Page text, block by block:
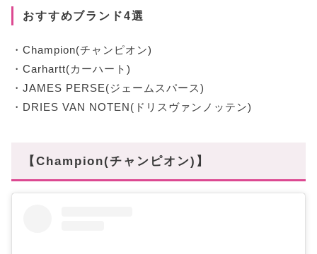
おすすめブランド4選
・Champion(チャンピオン)
・Carhartt(カーハート)
・JAMES PERSE(ジェームスパース)
・DRIES VAN NOTEN(ドリスヴァンノッテン)
【Champion(チャンピオン)】